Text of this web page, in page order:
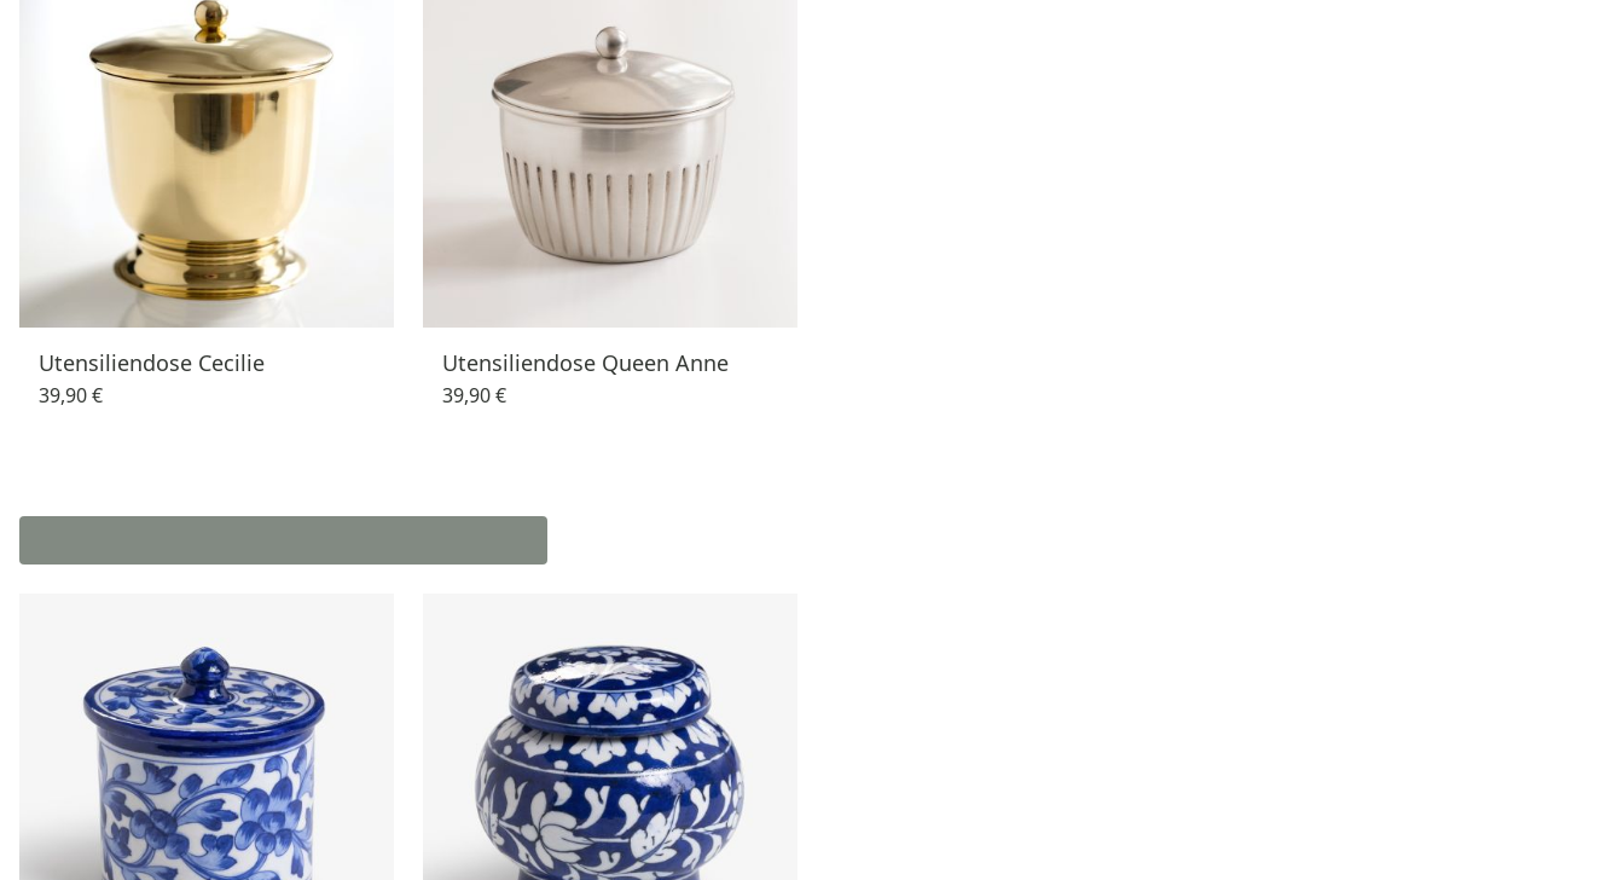
Utensiliendose Cecilie
39,90 €
Utensiliendose Queen Anne
39,90 €